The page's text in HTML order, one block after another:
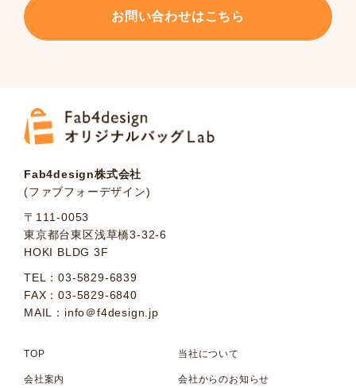
お問い合わせはこちら
Fab4design株式会社
(ファブフォーデザイン)
〒111-0053
東京都台東区浅草橋3-32-6
HOKI BLDG 3F
TEL：03-5829-6839
FAX：03-5829-6840
MAIL：info＠f4design.jp
TOP 当社について
会社案内 会社からのお知らせ